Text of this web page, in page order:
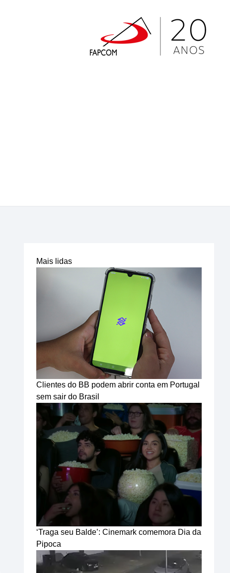
Mais lidas
Clientes do BB podem abrir conta em Portugal
sem sair do Brasil
‘Traga seu Balde’: Cinemark comemora Dia da
Pipoca